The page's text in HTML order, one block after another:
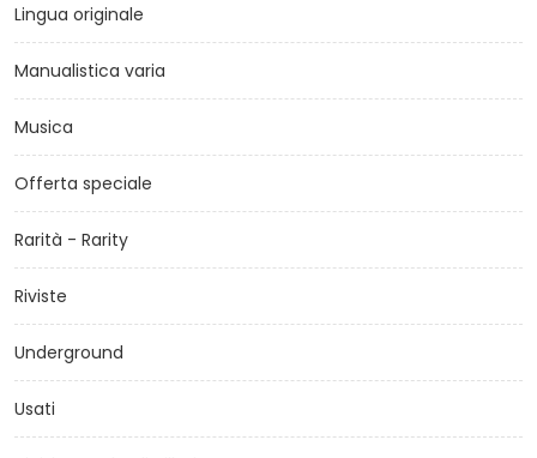
Lingua originale
Manualistica varia
Musica
Offerta speciale
Rarità - Rarity
Riviste
Underground
Usati